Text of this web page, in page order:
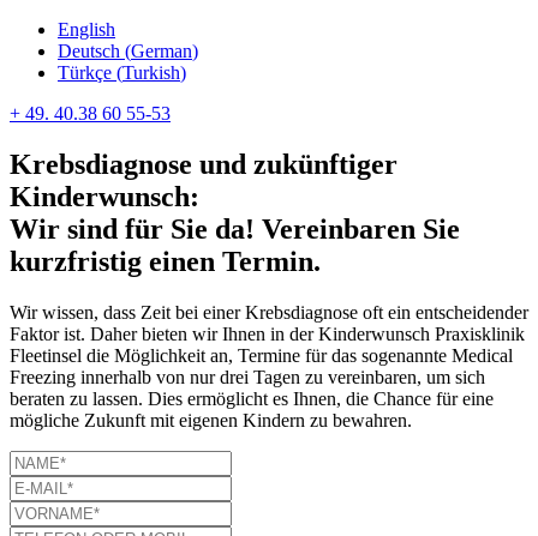
English
Deutsch (German)
Türkçe (Turkish)
+ 49. 40.38 60 55-53
Krebsdiagnose und zukünftiger
Kinderwunsch:
Wir sind für Sie da! Vereinbaren Sie
kurzfristig einen Termin.
Wir wissen, dass Zeit bei einer Krebsdiagnose oft ein entscheidender
Faktor ist. Daher bieten wir Ihnen in der Kinderwunsch Praxisklinik
Fleetinsel die Möglichkeit an, Termine für das sogenannte Medical
Freezing innerhalb von nur drei Tagen zu vereinbaren, um sich
beraten zu lassen. Dies ermöglicht es Ihnen, die Chance für eine
mögliche Zukunft mit eigenen Kindern zu bewahren.